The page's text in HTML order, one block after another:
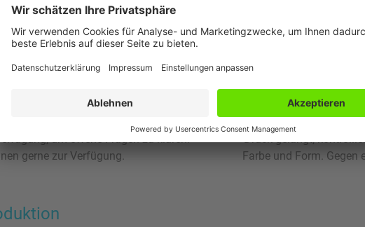
neben einer ausgezeichneten Druckqualität auch die Beratung
jederzeit via Telefon oder E-Mail zur Verfügung. Nehmen Sie einfach
und ob sich diese umsetzen lässt?
um offene Fragen zu klären.
gerne zur Verfügung.
Druck gelangt,
Farbe und Form.